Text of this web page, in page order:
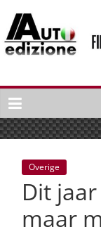
naar
inhoud
Auto
La
Gazetta
dell'Automobile
Italiana
autonieuws
Overige
Dit
maar